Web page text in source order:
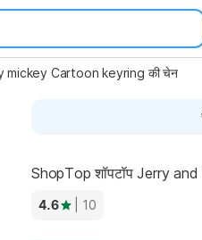
mickey Cartoon keyring की चेन
ShopTop शॉपटॉप Jerry
4.6 | 10